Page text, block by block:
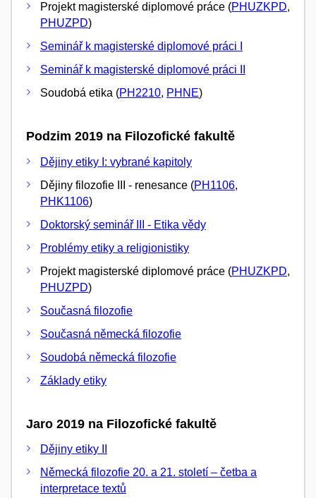
Projekt magisterské diplomové práce (PHUZKPD,
PHUZPD)
Seminář k magisterské diplomové práci I
Seminář k magisterské diplomové práci II
Soudobá etika (PH2210, PHNE)
Podzim 2019 na Filozofické fakultě
Dějiny etiky I: vybrané kapitoly
Dějiny filozofie III - renesance (PH1106,
PHK1106)
Doktorský seminář III - Etika vědy
Problémy etiky a religionistiky
Projekt magisterské diplomové práce (PHUZKPD,
PHUZPD)
Současná filozofie
Současná německá filozofie
Soudobá německá filozofie
Základy etiky
Jaro 2019 na Filozofické fakultě
Dějiny etiky II
Německá filozofie 20. a 21. století – četba a
interpretace textů